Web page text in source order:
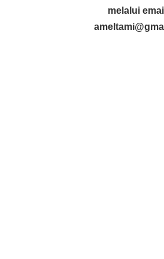
melalui